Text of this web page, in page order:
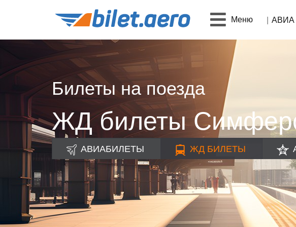
Меню АВИА
Билеты на поезда
ЖД билеты
АВИАБИЛЕТЫ ЖД БИЛЕТЫ